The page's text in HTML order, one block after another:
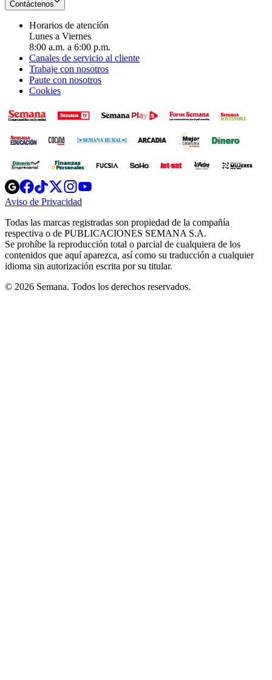
Contáctenos
Horarios de atención
Lunes a Viernes
8:00 a.m. a 6:00 p.m.
Canales de servicio al cliente
Trabaje con nosotros
Paute con nosotros
Cookies
Opens
in
new
Opens
in
new
Opens
in
new
window
Opens
new
windowwindow
Aviso de Privacidad
new
window
Todas las marcas registradas son propiedad de la compañía
respectiva o de PUBLICACIONES SEMANA S.A.
Se prohíbe la reproducción total o parcial de cualquiera de los
contenidos que aquí aparezca, así como su traducción a cualquier
idioma sin autorización escrita por su titular.
© 2026 Semana. Todos los derechos reservados.